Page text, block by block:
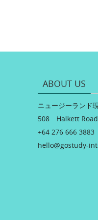
ABOUT US
ニュージーランド
508 Halkett
+64 276 666 3883
hello@gostudy-